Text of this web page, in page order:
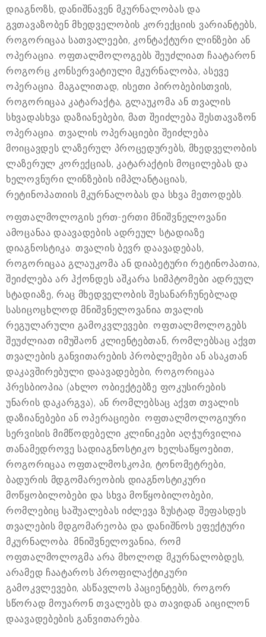
დიაგნოზს, დანიშნავენ მკურნალობას და
გვთავაზობენ მხედველობის კორექციის ვარიანტებს,
როგორიცაა სათვალეები, კონტაქტური ლინზები ან
ოპერაცია. ოფთალმოლოგებს შეუძლიათ ჩაატარონ
როგორც კონსერვატიული მკურნალობა, ასევე
ოპერაცია. მაგალითად, ისეთი პირობებისთვის,
როგორიცაა კატარაქტა, გლაუკომა ან თვალის
სხვადასხვა დაზიანებები, მათ შეიძლება შესთავაზონ
ოპერაცია. თვალის ოპერაციები შეიძლება
მოიცავდეს ლაზერულ პროცედურებს, მხედველობის
ლაზერულ კორექციას, კატარაქტის მოცილებას და
ხელოვნური ლინზების იმპლანტაციას,
რეტინოპათიის მკურნალობას და სხვა მეთოდებს.
ოფთალმოლოგის ერთ-ერთი მნიშვნელოვანი
ამოცანაა დაავადების ადრეულ სტადიაზე
დიაგნოსტიკა. თვალის ბევრ დაავადებას,
როგორიცაა გლაუკომა ან დიაბეტური რეტინოპათია,
შეიძლება არ ჰქონდეს აშკარა სიმპტომები ადრეულ
სტადიაზე, რაც მხედველობის შესანარჩუნებლად
სასიცოცხლოდ მნიშვნელოვანია თვალის
რეგულარული გამოკვლევები. ოფთალმოლოგებს
შეუძლიათ იმუშაონ კლიენტებთან, რომლებსაც აქვთ
თვალების განვითარების პრობლემები ან ასაკთან
დაკავშირებული დაავადებები, როგორიცაა
პრესბიოპია (ახლო ობიექტებზე ფოკუსირების
უნარის დაკარგვა), ან რომლებსაც აქვთ თვალის
დაზიანებები ან ოპერაციები. ოფთალმოლოგიური
სერვისის მიმწოდებელი კლინიკები აღჭურვილია
თანამედროვე სადიაგნოსტიკო ხელსაწყოებით,
როგორიცაა ოფთალმოსკოპი, ტონომეტრები,
ბადურის მდგომარეობის დიაგნოსტიკური
მოწყობილობები და სხვა მოწყობილობები,
რომლებიც საშუალებას იძლევა ზუსტად შეფასდეს
თვალების მდგომარეობა და დანიშნოს ეფექტური
მკურნალობა. მნიშვნელოვანია, რომ
ოფთალმოლოგმა არა მხოლოდ მკურნალობდეს,
არამედ ჩაატაროს პროფილაქტიკური
გამოკვლევები, ასწავლოს პაციენტებს, როგორ
სწორად მოუარონ თვალებს და თავიდან აიცილონ
დაავადებების განვითარება.